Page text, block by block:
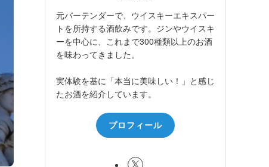
元バーテンダーで、ウイスキーエキスパー
トを所持する酒飲みです。ジンやウイスキ
ーを中心に、これまで300種類以上のお酒
を味わってきました。
実体験を基に「本当に美味しい！」と感じ
たお酒を紹介しています。
プロフィール